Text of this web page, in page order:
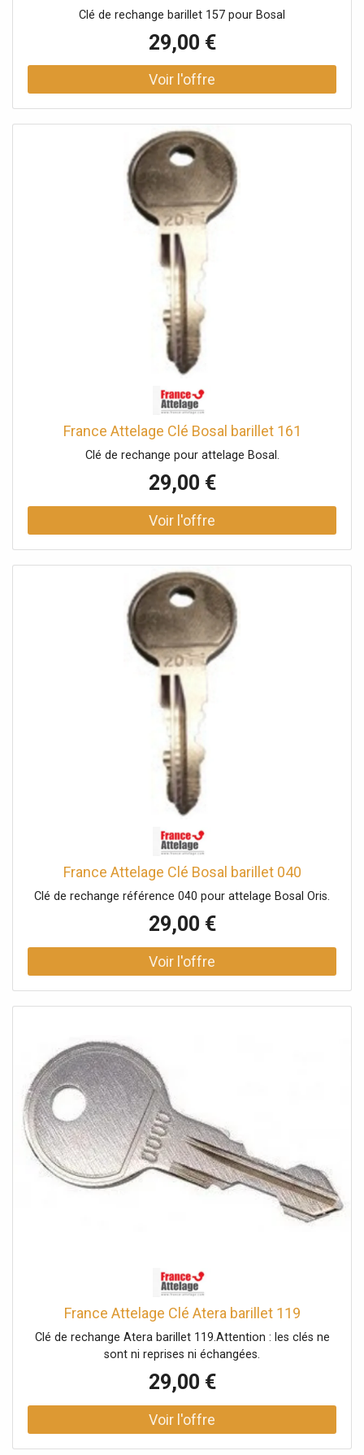
Clé de rechange barillet 157 pour Bosal
29,00 €
France Attelage Clé Bosal barillet 161
Clé de rechange pour attelage Bosal.
29,00 €
France Attelage Clé Bosal barillet 040
Clé de rechange référence 040 pour attelage Bosal Oris.
29,00 €
France Attelage Clé Atera barillet 119
Clé de rechange Atera barillet 119.Attention : les clés ne
sont ni reprises ni échangées.
29,00 €